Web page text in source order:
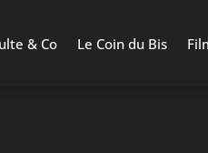
& Co Le Coin du Bis